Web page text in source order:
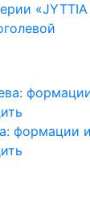
формации